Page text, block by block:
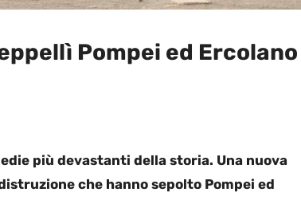
Pompei ed Ercolano
più devastanti della storia. Una nuova
che hanno sepolto Pompei ed